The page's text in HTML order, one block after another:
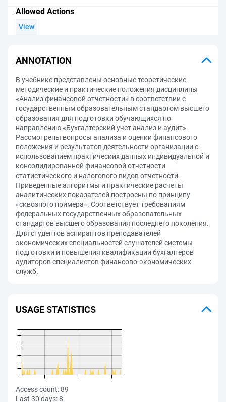
Allowed Actions
View
ANNOTATION
В учебнике представлены основные теоретические
методические и практические положения дисциплины
«Анализ финансовой отчетности» в соответствии с
государственным образовательным стандартом высшего
образования для подготовки обучающихся по
направлению «Бухгалтерский учет анализ и аудит».
Рассмотрены вопросы анализа и оценки финансового
положения и результатов деятельности организации с
использованием практических данных индивидуальной и
консолидированной финансовой отчетности
статистического и налогового видов отчетности.
Приведенные алгоритмы и практические расчеты
аналитических показателей построены по принципу
«сквозного примера». Соответствует требованиям
федеральных государственных образовательных
стандартов высшего образования последнего поколения.
Для студентов аспирантов преподавателей
экономических специальностей слушателей системы
подготовки и повышения квалификации бухгалтеров
аудиторов специалистов финансово-экономических
служб.
USAGE STATISTICS
Access count:89
Last 30 days:8